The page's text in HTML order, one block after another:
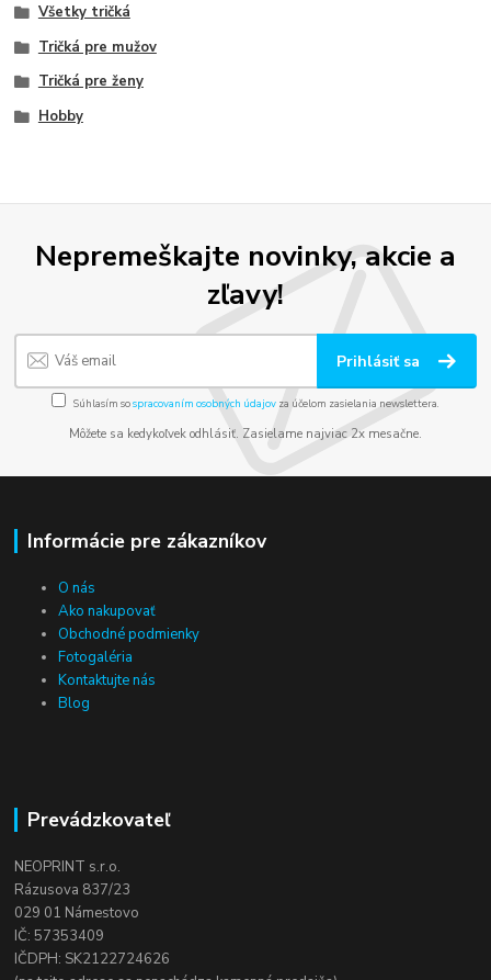
Všetky tričká
Tričká pre mužov
Tričká pre ženy
Hobby
Nepremeškajte novinky, akcie a
zľavy!
Prihlásiť sa
Súhlasím sospracovaním osobných údajov za účelom zasielania newslettera.
Môžete sa kedykoľvek odhlásiť. Zasielame najviac 2x mesačne.
Informácie pre zákazníkov
O nás
Ako nakupovať
Obchodné podmienky
Fotogaléria
Kontaktujte nás
Blog
Prevádzkovateľ
NEOPRINT s.r.o.
Rázusova 837/23
029 01 Námestovo
IČ: 57353409
IČDPH: SK2122724626